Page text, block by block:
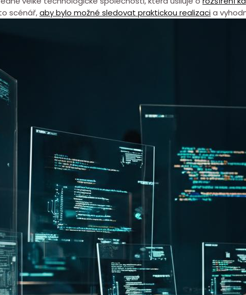
scénář,aby bylo možné sledovat praktickou realizacia